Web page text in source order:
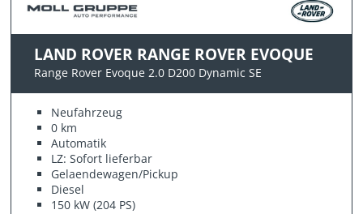
LAND ROVER RANGE ROVER EVOQUE
Range Rover Evoque 2.0 D200 Dynamic SE
Neufahrzeug
0 km
Automatik
LZ: Sofort lieferbar
Gelaendewagen/Pickup
Diesel
150 kW (204 PS)